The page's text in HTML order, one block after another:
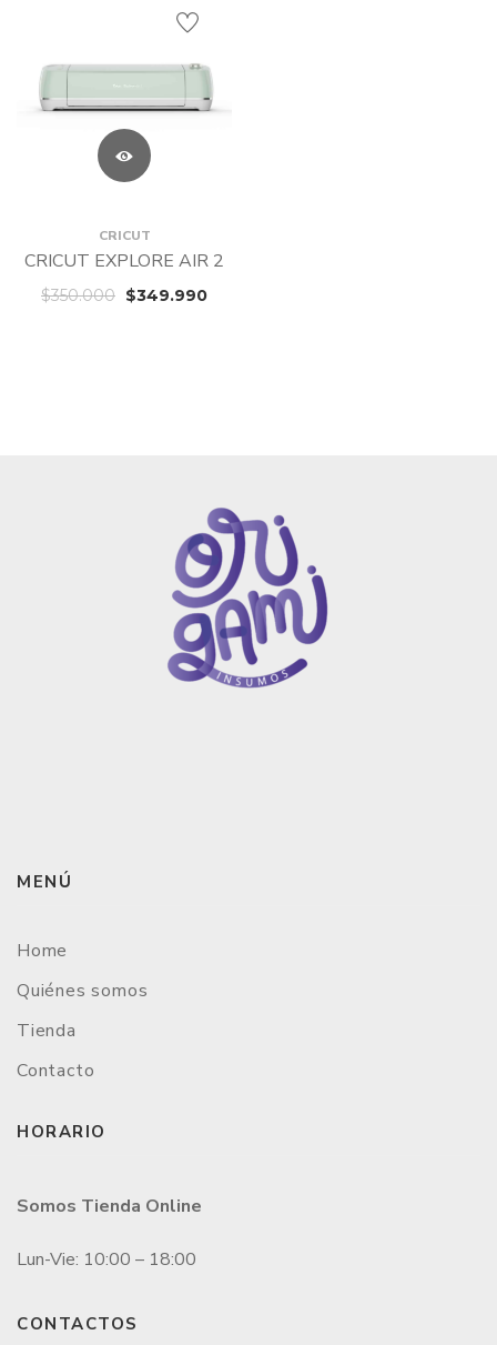
CRICUT
CRICUT EXPLORE AIR 2
$350.000 $349.990
MENÚ
Home
Quiénes somos
Tienda
Contacto
HORARIO
Somos Tienda Online
Lun-Vie: 10:00 – 18:00
CONTACTOS